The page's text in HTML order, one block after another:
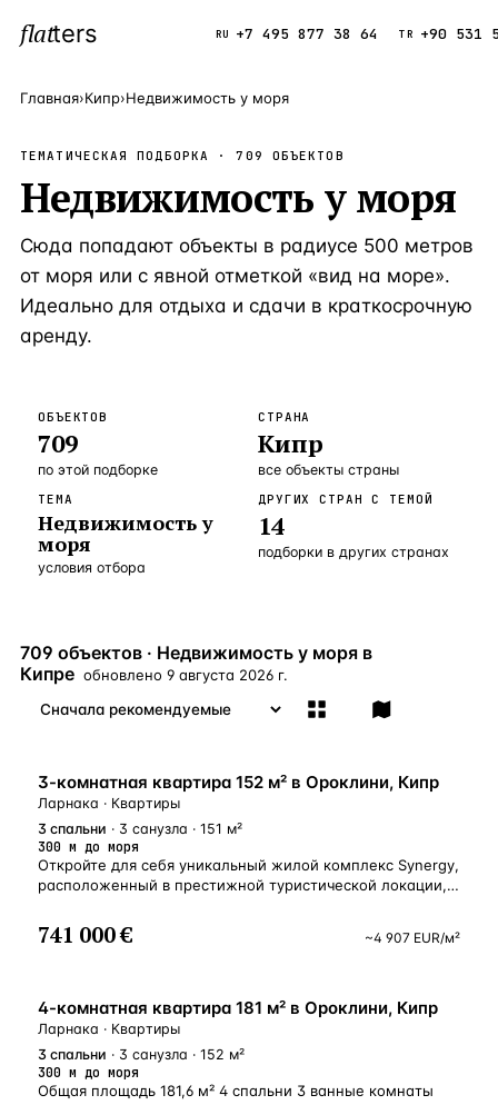
flatters RU +7 495 877 38 64 TR +90 531
ПОПУЛЯРНЫЕ НАПРАВЛЕНИЯ
Турция
Россия 8 554
Испания —Страна 5 430
Кипр —Страна 3 906
Таиланд
Сочи
Бангкок —Локация
Новороссийск
Анталия —Локация
ЧАСТО ИЩУТ
ВСЕ НАПРАВЛЕНИЯ →
Главная›Кипр›Недвижимость у моря
ТЕМАТИЧЕСКАЯ ПОДБОРКА ·709 ОБЪЕКТОВ
Недвижимость у моря
Сюда попадают объекты в радиусе 500 метров
от моря или с явной отметкой «вид на море».
Идеально для отдыха и сдачи в краткосрочную
аренду.
ОБЪЕКТОВ
709
по этой подборке
СТРАНА
Кипр
все объекты страны
ТЕМА
Недвижимость у
моря
условия отбора
ДРУГИХ СТРАН С ТЕМОЙ
14
подборки в других странах
709 объектов · Недвижимость у моря в
Кипре обновлено 9 августа 2026 г.
У МОРЯ
3-комнатная квартира 152 м² в Ороклини, Кипр
Ларнака · Квартиры
3 спальни · 3 санузла · 151 м²
300 м до моря
Откройте для себя уникальный жилой комплекс Synergy,
расположенный в престижной туристической локации,
и отеля RadissonBeach Hotel. Всего несколько минут
пешком — и вы на лучших пляжах региона, отмеченных
и комфортной жизни: это закрытое, охраняемое
сообщество из 89 изящных вилл с продуманной
до мелочей инфраструктурой, созданной для
полноценного отдыха и повседневного благополучия.
На территории предусмотрены: клубный дом
с просторным тренажёрным залом, сауной
741 000 € ~4 907 EUR/м²
У МОРЯ
4-комнатная квартира 181 м² в Ороклини, Кипр
Ларнака · Квартиры
3 спальни · 3 санузла · 152 м²
300 м до моря
Общая площадь 181,6 м² 4 спальни 3 ванные комнаты